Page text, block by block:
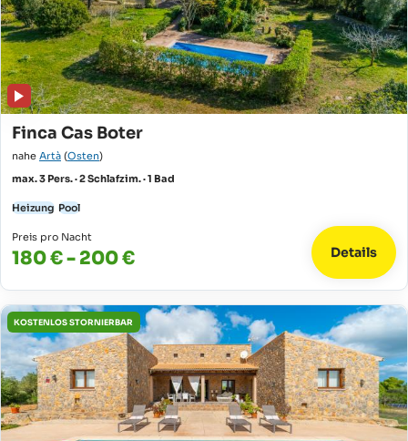
Finca Cas Boter
nahe Artà (Osten)
max. 3 Pers. · 2 Schlafzim. · 1 Bad
Heizung Pool
Preis pro Nacht
180 € - 200 € Details
KOSTENLOS STORNIERBAR